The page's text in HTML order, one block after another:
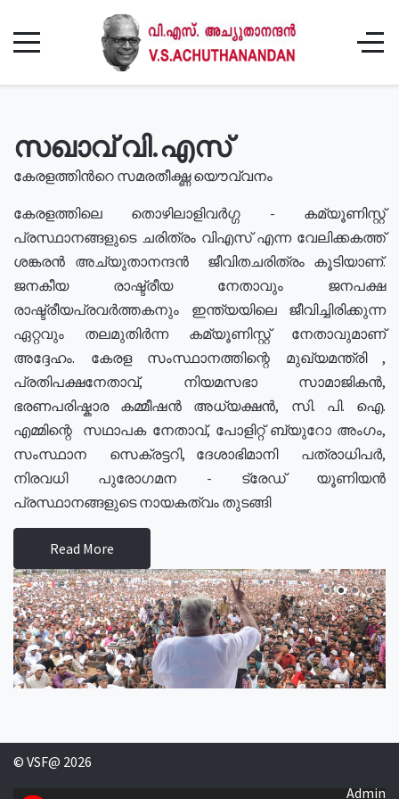
സഖാവ് വി.എസ്
കേരളത്തിൻറെ സമരതീക്ഷ്ണ യൌവ്വനം
കേരളത്തിലെ തൊഴിലാളിവർഗ്ഗ - കമ്യൂണിസ്റ്റ്
പ്രസ്ഥാനങ്ങളുടെ ചരിത്രം വിഎസ് എന്ന വേലിക്കകത്ത്
ശങ്കരൻ അച്യുതാനന്ദൻ ജീവിതചരിത്രം കൂടിയാണ്.
ജനകീയ രാഷ്ട്രീയ നേതാവും ജനപക്ഷ
രാഷ്ട്രീയപ്രവർത്തകനും ഇന്ത്യയിലെ ജീവിച്ചിരിക്കുന്ന
ഏറ്റവും തലമുതിർന്ന കമ്യൂണിസ്റ്റ് നേതാവുമാണ്
അദ്ദേഹം. കേരള സംസ്ഥാനത്തിന്റെ മുഖ്യമന്ത്രി ,
പ്രതിപക്ഷനേതാവ്, നിയമസഭാ സാമാജികൻ,
ഭരണപരിഷ്കാര കമ്മീഷൻ അധ്യക്ഷൻ, സി. പി. ഐ.
എമ്മിന്റെ സഥാപക നേതാവ്, പോളിറ്റ് ബ്യുറോ അംഗം,
സംസ്ഥാന സെക്രട്ടറി, ദേശാഭിമാനി പത്രാധിപർ,
നിരവധി പുരോഗമന - ട്രേഡ് യൂണിയൻ
പ്രസ്ഥാനങ്ങളുടെ നായകത്വം തുടങ്ങി
Read More
© VSF@ 2026
Admin